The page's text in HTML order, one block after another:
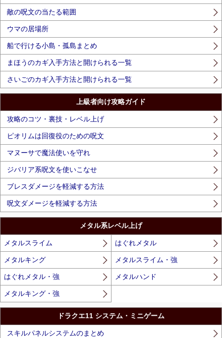
敵の呪文の当たる範囲
ウマの居場所
船で行ける小島・孤島まとめ
まほうのカギ入手方法と開けられる一覧
さいごのカギ入手方法と開けられる一覧
上級者向け攻略ガイド
攻略のコツ・裏技・レベル上げ
ピオリムは回復役のための呪文
マヌーサで魔法使いを守れ
ジバリア系呪文を使いこなせ
ブレスダメージを軽減する方法
呪文ダメージを軽減する方法
メタル系レベル上げ
メタルスライム はぐれメタル
メタルキング メタルスライム・強
はぐれメタル・強 メタルハンド
メタルキング・強
ドラクエ11 システム・ミニゲーム
スキルパネルシステムのまとめ